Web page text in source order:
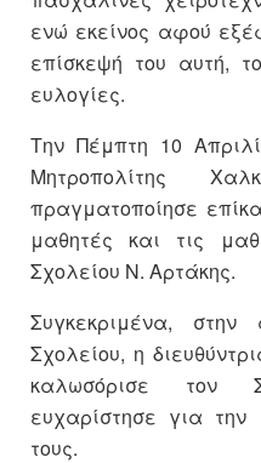
ενώ εκείνος αφού
επίσκεψή του αυτή,
ευλογίες.
Την Πέμπτη 10
Μητροπολίτης
πραγματοποίησε
μαθητές και τις
Σχολείου Ν. Αρτάκης.
Συγκεκριμένα,
Σχολείου, η
καλωσόρισε τον
ευχαρίστησε για
τους.